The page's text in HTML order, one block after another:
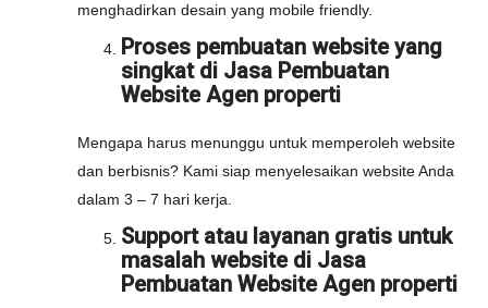
menghadirkan desain yang mobile friendly.
Proses pembuatan website yang
singkat di Jasa Pembuatan
Website Agen properti
Mengapa harus menunggu untuk memperoleh website
dan berbisnis? Kami siap menyelesaikan website Anda
dalam 3 – 7 hari kerja.
Support atau layanan gratis untuk
masalah website di Jasa
Pembuatan Website Agen properti